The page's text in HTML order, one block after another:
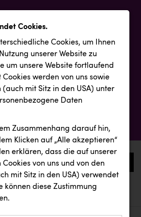
0
Cookies.
Cookies, um Ihnen
unserer Website zu
um unsere Website fortlaufend
werden von uns sowie
mit Sitz in den USA) unter
Daten
Zusammenhang darauf hin,
Klicken auf „Alle akzeptieren“
erklären, dass die auf unserer
Cookies von uns und von den
mit Sitz in den USA) verwendet
können diese Zustimmung